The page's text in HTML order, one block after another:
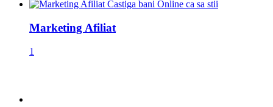
Marketing Afiliat
1